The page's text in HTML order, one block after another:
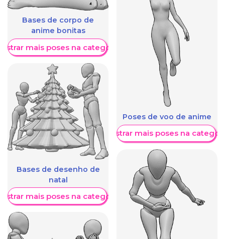
Bases de corpo de
anime bonitas
mais poses na categoria
Bases de desenho de
natal
mais poses na categoria
Poses de voo de anime
Mostrar mais poses na